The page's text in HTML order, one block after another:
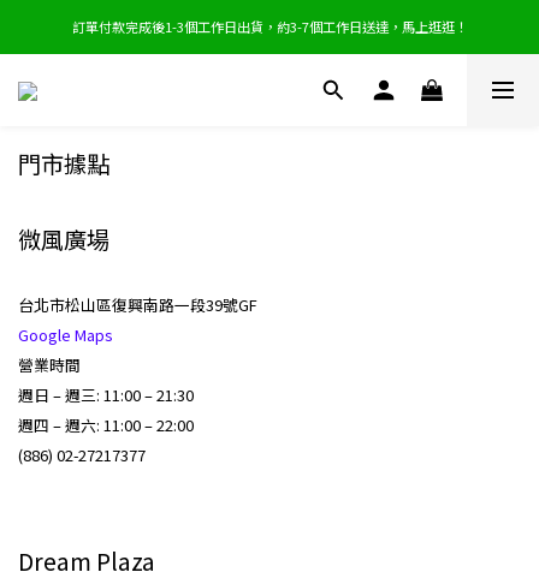
重要公告｜LINE Store 將於 2026/5/31 停止服務，詳情請點此
訂單付款完成後1-3個工作日出貨，約3-7個工作日送達，馬上逛逛！
重要公告｜LINE Store 將於 2026/5/31 停止服務，詳情請點此
門市據點
微風廣場
台北市松山區復興南路一段39號GF
Google Maps
營業時間
週日 – 週三: 11:00 – 21:30
週四 – 週六: 11:00 – 22:00
(886) 02-27217377
Dream Plaza